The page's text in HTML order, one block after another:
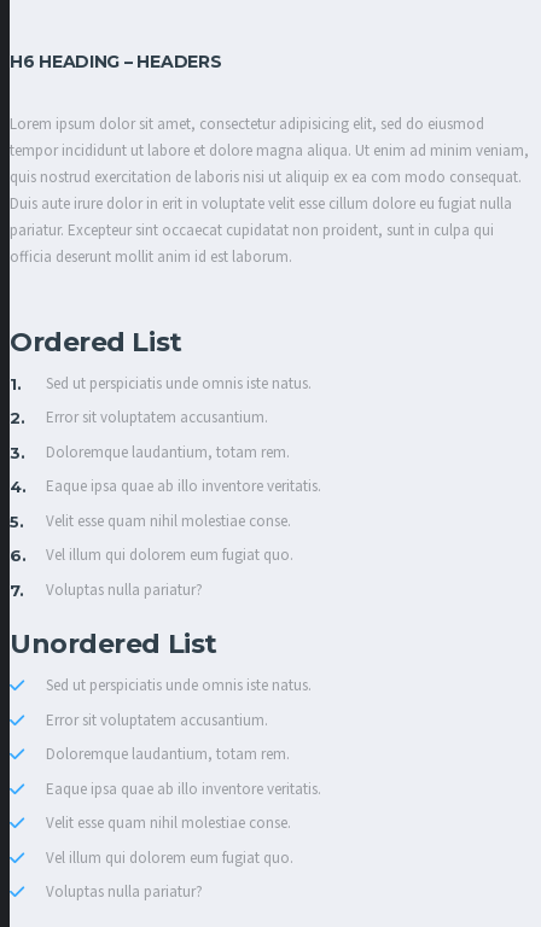
H6 HEADING – HEADERS
Lorem ipsum dolor sit amet, consectetur adipisicing elit, sed do eiusmod
tempor incididunt ut labore et dolore magna aliqua. Ut enim ad minim veniam,
quis nostrud exercitation de laboris nisi ut aliquip ex ea com modo consequat.
Duis aute irure dolor in erit in voluptate velit esse cillum dolore eu fugiat nulla
pariatur. Excepteur sint occaecat cupidatat non proident, sunt in culpa qui
officia deserunt mollit anim id est laborum.
Ordered List
Sed ut perspiciatis unde omnis iste natus.
Error sit voluptatem accusantium.
Doloremque laudantium, totam rem.
Eaque ipsa quae ab illo inventore veritatis.
Velit esse quam nihil molestiae conse.
Vel illum qui dolorem eum fugiat quo.
Voluptas nulla pariatur?
Unordered List
Sed ut perspiciatis unde omnis iste natus.
Error sit voluptatem accusantium.
Doloremque laudantium, totam rem.
Eaque ipsa quae ab illo inventore veritatis.
Velit esse quam nihil molestiae conse.
Vel illum qui dolorem eum fugiat quo.
Voluptas nulla pariatur?